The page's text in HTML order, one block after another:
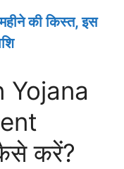
की किस्त, इस
Yojana
करें?